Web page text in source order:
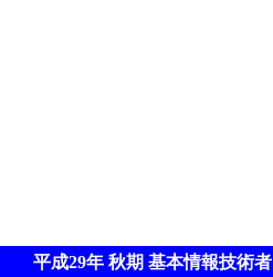
平成29年 秋期 基本情報技術